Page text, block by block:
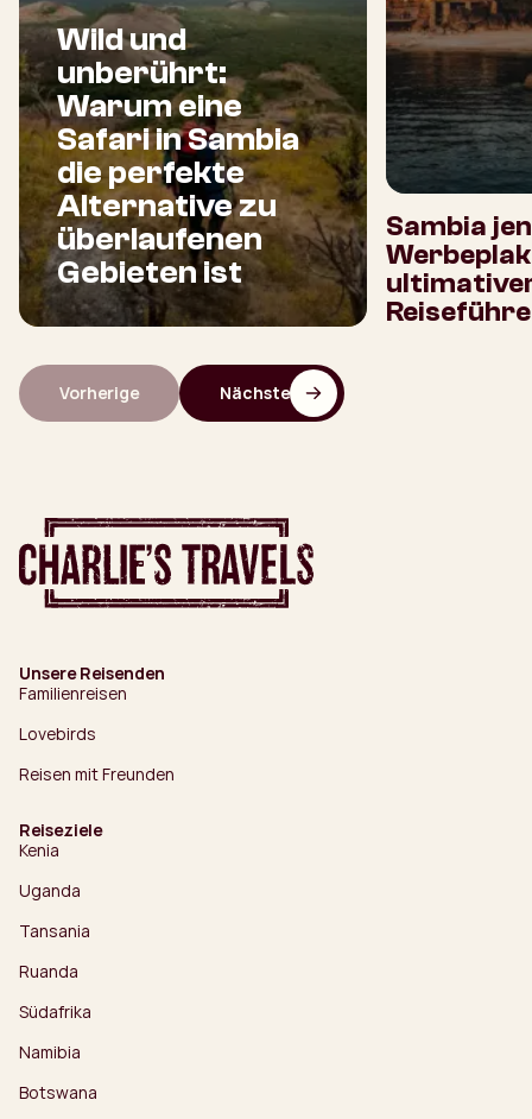
Wild und
unberührt:
Warum eine
Safari in Sambia
die perfekte
Alternative zu
überlaufenen
Gebieten ist
Sambia
Vorherige Nächste
Unsere Reisenden
Familienreisen
Lovebirds
Reisen mit Freunden
Reiseziele
Kenia
Uganda
Tansania
Ruanda
Südafrika
Namibia
Botswana